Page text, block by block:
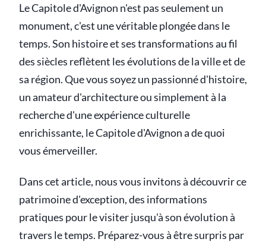
Le Capitole d'Avignon n'est pas seulement un
monument, c'est une véritable plongée dans le
temps. Son histoire et ses transformations au fil
des siècles reflètent les évolutions de la ville et de
sa région. Que vous soyez un passionné d'histoire,
un amateur d'architecture ou simplement à la
recherche d'une expérience culturelle
enrichissante, le Capitole d'Avignon a de quoi
vous émerveiller.
Dans cet article, nous vous invitons à découvrir ce
patrimoine d'exception, des informations
pratiques pour le visiter jusqu'à son évolution à
travers le temps. Préparez-vous à être surpris par